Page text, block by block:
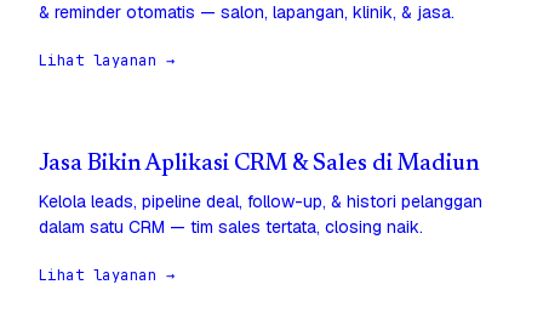
& reminder otomatis — salon, lapangan, klinik, & jasa.
Lihat layanan →
Jasa Bikin Aplikasi CRM & Sales di Madiun
Kelola leads, pipeline deal, follow-up, & histori pelanggan
dalam satu CRM — tim sales tertata, closing naik.
Lihat layanan →